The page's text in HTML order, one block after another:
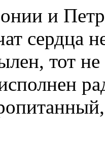
и
сердца
тот не